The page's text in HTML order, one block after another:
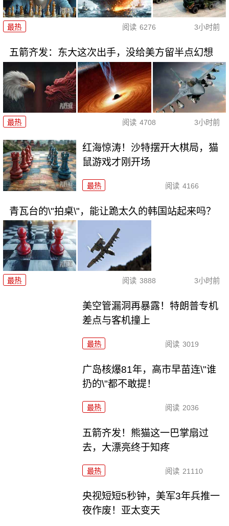
最热 阅读 6276 3小时前
五箭齐发：东大这次出手，没给美方留半点幻想
最热 阅读 4708 3小时前
红海惊涛！沙特摆开大棋局，猫
鼠游戏才刚开场
最热 阅读 4166
青瓦台的\"拍桌\"，能让跪太久的韩国站起来吗？
最热 阅读 3888 3小时前
美空管漏洞再暴露！特朗普专机
差点与客机撞上
最热 阅读 3019
广岛核爆81年，高市早苗连\"谁
扔的\"都不敢提！
最热 阅读 2036
五箭齐发！熊猫这一巴掌扇过
去，大漂亮终于知疼
最热 阅读 21110
央视短短5秒钟，美军3年兵推一
夜作废！亚太变天